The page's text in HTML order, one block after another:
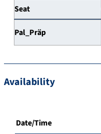
Seat
Pal_Präp
Availability
Date/Time